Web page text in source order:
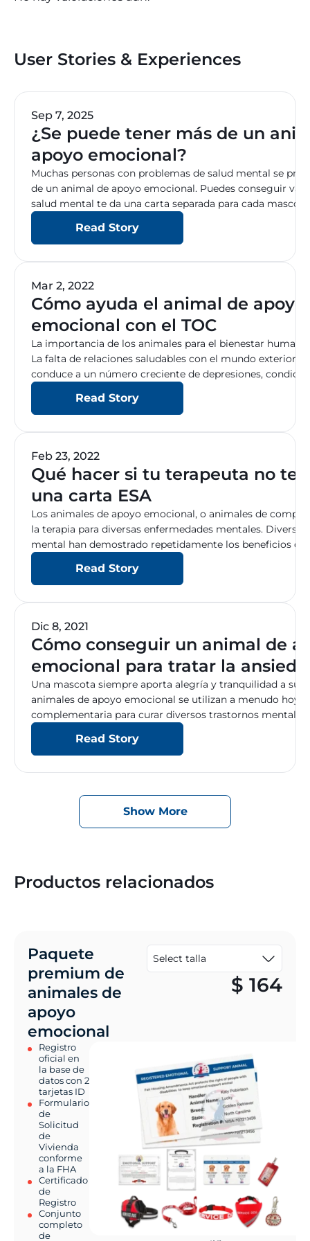
User Stories & Experiences
Sep 7, 2025
¿Se puede tener más de un
apoyo emocional?
Muchas personas con problemas de salud mental se
de un animal de apoyo emocional. Puedes conseguir
salud mental te da una carta separada para cada
leyes, normas y pasos a seguir para que sepas cómo
Read Story
Mar 2, 2022
Cómo ayuda el animal de apoyo
emocional con el TOC
La importancia de los animales para el bienestar
La falta de relaciones saludables con el mundo exterior
conduce a un número creciente de depresiones,
diversos tipos de enfermedades. El uso de animales en
científico […]Read Story
Feb 23, 2022
Qué hacer si tu terapeuta no te
una carta ESA
Los animales de apoyo emocional, o animales de
la terapia para diversas enfermedades mentales.
mental han demostrado repetidamente los beneficios de
las personas que recurren a este tipo de terapia. Para
más fácil […]Read Story
Dic 8, 2021
Cómo conseguir un animal de
emocional para tratar la
Una mascota siempre aporta alegría y tranquilidad a su
animales de apoyo emocional se utilizan a menudo hoy
complementaria para curar diversos trastornos
animal de apoyo emocional? Casi cualquier animal de
no físico a su dueño puede convertirse […]
Read Story
Show More
Productos relacionados
Paquete
premium de
animales de
apoyo
emocional
Registro
oficial en
la base de
datos con 2
tarjetas ID
Formulario
de
Solicitud
de
Vivienda
conforme
a la FHA
Certificado
de
Registro
Conjunto
completo
de
$ 164